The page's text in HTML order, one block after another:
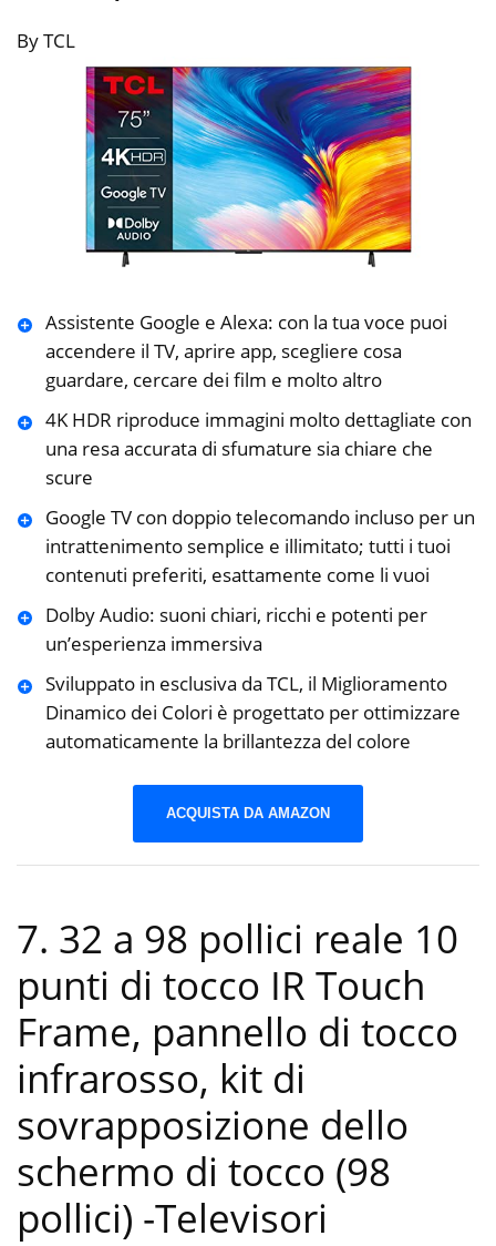
By TCL
Assistente Google e Alexa: con la tua voce puoi
accendere il TV, aprire app, scegliere cosa
guardare, cercare dei film e molto altro
4K HDR riproduce immagini molto dettagliate con
una resa accurata di sfumature sia chiare che
scure
Google TV con doppio telecomando incluso per un
intrattenimento semplice e illimitato; tutti i tuoi
contenuti preferiti, esattamente come li vuoi
Dolby Audio: suoni chiari, ricchi e potenti per
un’esperienza immersiva
Sviluppato in esclusiva da TCL, il Miglioramento
Dinamico dei Colori è progettato per ottimizzare
automaticamente la brillantezza del colore
ACQUISTA DA AMAZON
7. 32 a 98 pollici reale 10
punti di tocco IR Touch
Frame, pannello di tocco
infrarosso, kit di
sovrapposizione dello
schermo di tocco (98
pollici) -Televisori